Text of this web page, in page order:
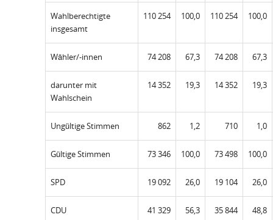
Wahlberechtigte
insgesamt
110 254 100,0 110 254 100,0
Wähler/-innen 74 208 67,3 74 208 67,3
darunter mit
Wahlschein
14 352 19,3 14 352 19,3
Ungültige Stimmen 862 1,2 710 1,0
Gültige Stimmen 73 346 100,0 73 498 100,0
SPD 19 092 26,0 19 104 26,0
CDU 41 329 56,3 35 844 48,8